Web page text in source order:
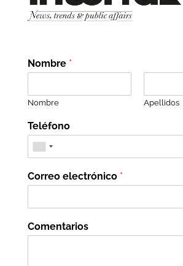
Nombre *
Nombre Apellidos
Teléfono
Correo electrónico *
Comentarios